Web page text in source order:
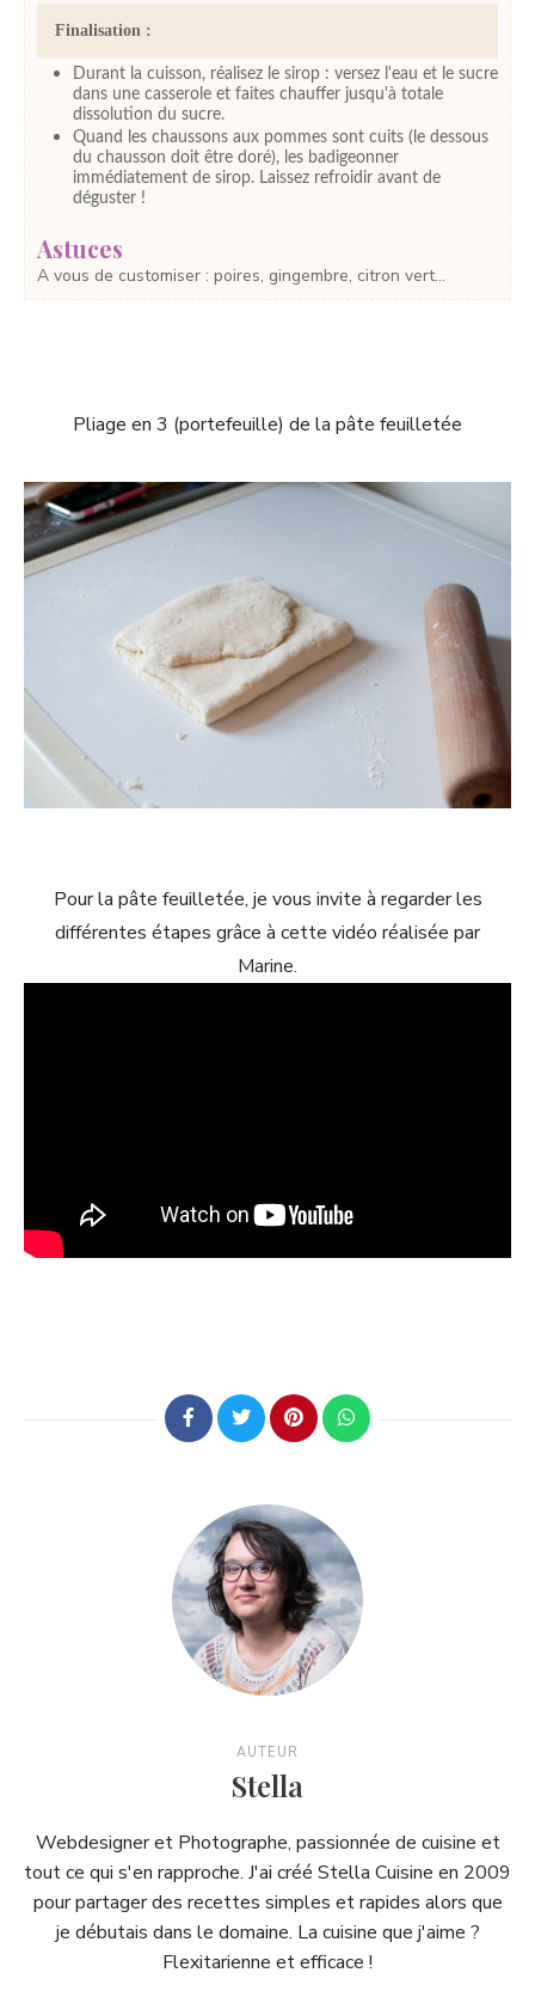
Finalisation :
Durant la cuisson, réalisez le sirop : versez l'eau et le sucre
dans une casserole et faites chauffer jusqu'à totale
dissolution du sucre.
Quand les chaussons aux pommes sont cuits (le dessous
du chausson doit être doré), les badigeonner
immédiatement de sirop. Laissez refroidir avant de
déguster !
Astuces
A vous de customiser : poires, gingembre, citron vert...
Pliage en 3 (portefeuille) de la pâte feuilletée
Pour la pâte feuilletée, je vous invite à regarder les
différentes étapes grâce à cette vidéo réalisée par
Marine.
AUTEUR
Stella
Webdesigner et Photographe, passionnée de cuisine et
tout ce qui s'en rapproche. J'ai créé Stella Cuisine en 2009
pour partager des recettes simples et rapides alors que
je débutais dans le domaine. La cuisine que j'aime ?
Flexitarienne et efficace !